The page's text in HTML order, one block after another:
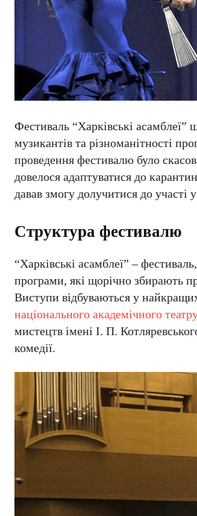
Фестиваль “Харківські асамблеї”
музикантів та різноманітності
проведення фестивалю було
довелося адаптуватися до
давав змогу долучитися до участі
Структура фестивалю
“Харківські асамблеї” –
програми, які щорічно збирають
Виступи відбуваються у
національного академічного
мистецтв імені І. П.
комедії.